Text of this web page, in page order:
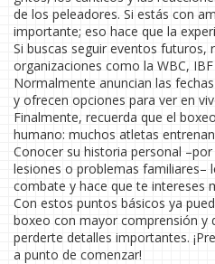
de los peleadores. Si estás con
importante; eso hace que la
Si buscas seguir eventos futuros,
organizaciones como la WBC,
Normalmente anuncian las
y ofrecen opciones para ver en
Finalmente, recuerda que el
humano: muchos atletas
Conocer su historia personal
lesiones o problemas familiares–
combate y hace que te intereses
Con estos puntos básicos ya
boxeo con mayor comprensión y
perderte detalles importantes.
a punto de comenzar!